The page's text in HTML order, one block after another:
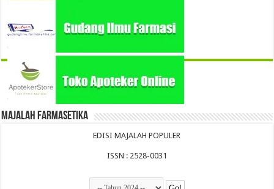
Majalah Farmasetika
EDISI MAJALAH POPULER
ISSN : 2528-0031